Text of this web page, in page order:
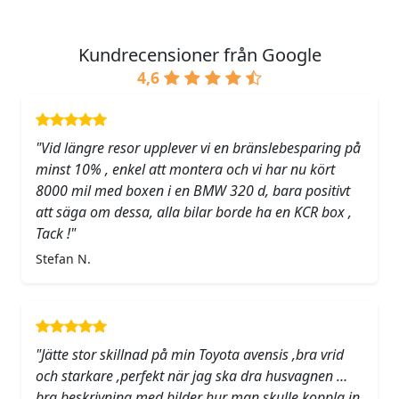
Kundrecensioner från Google
4,6
"Vid längre resor upplever vi en bränslebesparing på
minst 10% , enkel att montera och vi har nu kört
8000 mil med boxen i en BMW 320 d, bara positivt
att säga om dessa, alla bilar borde ha en KCR box ,
Tack !"
Stefan N.
"Jätte stor skillnad på min Toyota avensis ,bra vrid
och starkare ,perfekt när jag ska dra husvagnen …